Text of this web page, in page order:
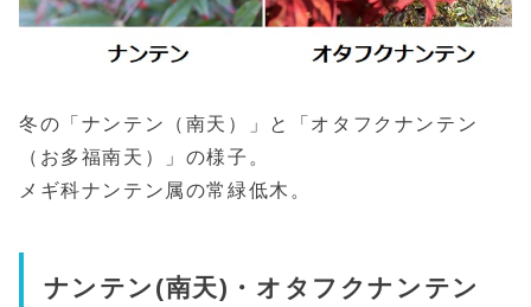
冬の「ナンテン（南天）」と「オタフクナンテン
（お多福南天）」の様子。
メギ科ナンテン属の常緑低木。
ナンテン(南天)・オタフクナンテン